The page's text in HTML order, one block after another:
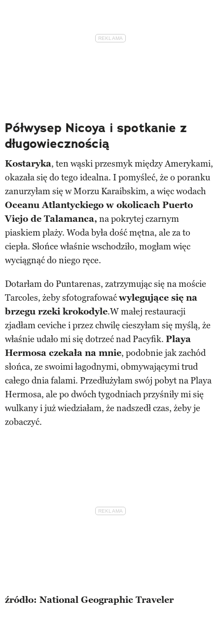
Półwysep Nicoya i spotkanie z
długowiecznością
Kostaryka, ten wąski przesmyk między Amerykami,
okazała się do tego idealna. I pomyśleć, że o poranku
zanurzyłam się w Morzu Karaibskim, a więc wodach
Oceanu Atlantyckiego w okolicach Puerto
Viejo de Talamanca, na pokrytej czarnym
piaskiem plaży. Woda była dość mętna, ale za to
ciepła. Słońce właśnie wschodziło, mogłam więc
wyciągnąć do niego ręce.
Dotarłam do Puntarenas, zatrzymując się na moście
Tarcoles, żeby sfotografowaćwylegujące się na
brzegu rzeki krokodyle.W małej restauracji
zjadłam ceviche i przez chwilę cieszyłam się myślą, że
właśnie udało mi się dotrzeć nad Pacyfik. Playa
Hermosa czekała na mnie, podobnie jak zachód
słońca, ze swoimi łagodnymi, obmywającymi trud
całego dnia falami. Przedłużyłam swój pobyt na Playa
Hermosa, ale po dwóch tygodniach przyśniły mi się
wulkany i już wiedziałam, że nadszedł czas, żeby je
zobaczyć.
źródło: National Geographic Traveler